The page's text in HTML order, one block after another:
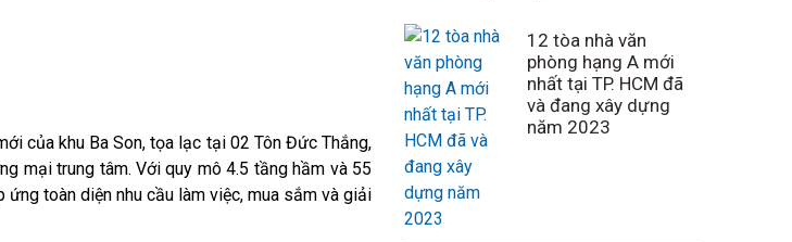
của khu Ba Son, tọa lạc tại 02 Tôn Đức Thắng,
mại trung tâm. Với quy mô 4.5 tầng hầm và 55
toàn diện nhu cầu làm việc, mua sắm và giải
12 tòa nhà văn
phòng hạng A mới
nhất tại TP. HCM đã
và đang xây dựng
năm 2023